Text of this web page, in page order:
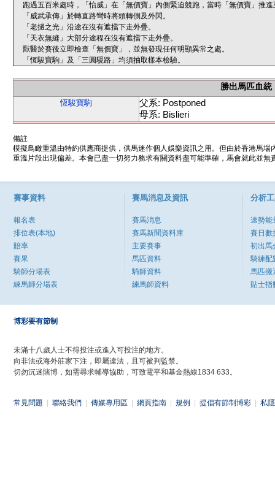
跑過五百米處時，「怡威」在「無價寶」內側緊迫競跑，當時「無價寶」推
「威武承傳」於轉直路彎時將頭轉側及外閃。
「老撾之光」沿途在沒有遮擋下走外疊。
「天衣無縫」大部分途程在沒有遮擋下走外疊。
獸醫於賽後立即檢查「無價寶」，並無發現任何明顯異常之處。
「恆駿寶駒」及「三圓䮭路」均須抽取樣本檢驗。
勝出馬匹血統
恆駿寶駒
父系: Postponed
母系: Bislieri
備註
模擬鳥瞰重溫由特約供應商提供，供馬迷作個人娛樂資訊之用。但由於香港馬
重溫片段出現偏差。本會已盡一切努力務求有關資料盡可能準確，馬會就此並
賽事資料
報名表
排位表(本地)
賠率
賽果
騎師分場表
練馬師分場表
賽馬消息及資訊
賽馬消息
賽馬新聞資料庫
主要賽事
馬匹資料
騎師資料
練馬師資料
分析
速勢能
賽日數
初出馬
騎練配
馬匹搬
貼士指
博彩要有節制
未滿十八歲人士不得投注或進入可投注的地方。
向非法或海外莊家下注，即屬違法，且可被判監禁。
切勿沉迷賭博，如需尋求輔導協助，可致電平和基金熱線1834 633。
常見問題 聯絡我們 傳媒專用區 網頁指南 規例 提倡有節制博彩 私